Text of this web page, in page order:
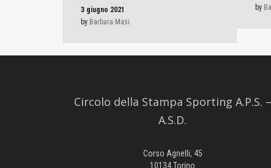
3 giugno 2021
by Barbara Masi
by
Circolo della Stampa Sporting A.P.S. –
A.S.D.
Corso Agnelli, 45
10134 Torino